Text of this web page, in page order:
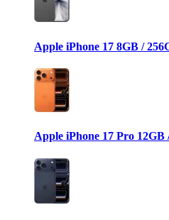
Apple iPhone 17 8GB /
Apple iPhone 17 Pro 12GB